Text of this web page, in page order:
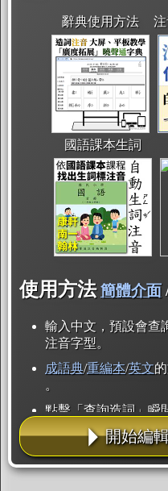
辭典使用方法
國語課本生詞
使用方法 簡體介面
輸入中文，預設會查
注音字型。
成語典/重編本/英文
。
點擊「查詢造詞」瞬
點「部首」瞬間列出
辭典解釋的全文都經
用手動重複輸入。
開始編